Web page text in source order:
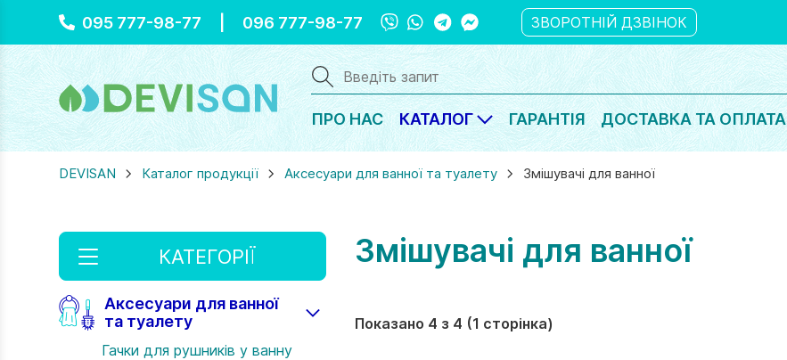
095 777-98-77 096 777-98-77 ViberWhatsApp
Telegram
MessangerЗВОРОТНІЙ ДЗВІНОК
ПРО НАС КАТАЛОГ ГАРАНТІЯ ДОСТАВКА ТА ОПЛАТА
DEVISAN Каталог продукції Аксесуари для ванної та туалету Змішувачі для ванної
Змішувачі для ванної
Показано 4 з 4 (1 сторінка)
КАТЕГОРІЇ
Аксесуари для ванної
та туалету
Гачки для рушників у ванну